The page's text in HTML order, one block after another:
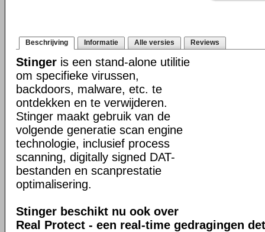
Beschrijving Informatie Alle versies Reviews
Stinger is een stand-alone utilitie
om specifieke virussen,
backdoors, malware, etc. te
ontdekken en te verwijderen.
Stinger maakt gebruik van de
volgende generatie scan engine
technologie, inclusief process
scanning, digitally signed DAT-
bestanden en scanprestatie
optimalisering.
Stinger beschikt nu ook over
Real Protect - een real-time gedragingen